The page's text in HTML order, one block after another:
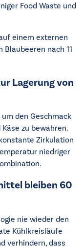
Food Waste und
einem externen
nach 11
Lagerung von
den Geschmack
zu bewahren.
Zirkulation
niedriger
bleiben 60
nie wieder den
Kühlkreisläufe
verhindern, dass